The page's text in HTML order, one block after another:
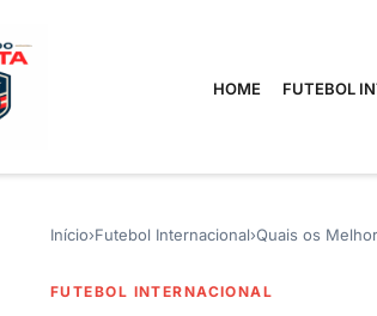
HOME FUTEBOL
Início›Futebol Internacional›Quais os
FUTEBOL INTERNACIONAL